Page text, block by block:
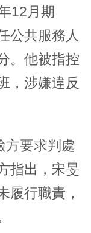
12月期
公共服務人
。他被指控
，涉嫌違反
方要求判處
指出，宋旻
履行職責，